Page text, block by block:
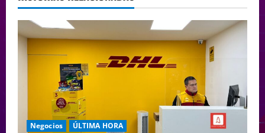
Negocios ÚLTIMA HORA